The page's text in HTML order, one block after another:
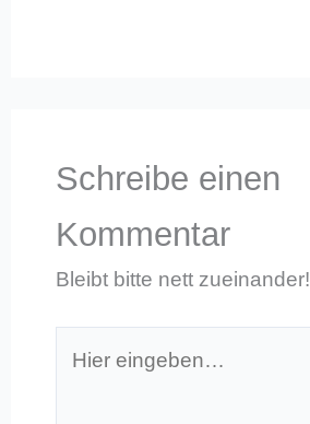
Schreibe einen
Kommentar
Bleibt bitte nett zueinander!
eingeben…